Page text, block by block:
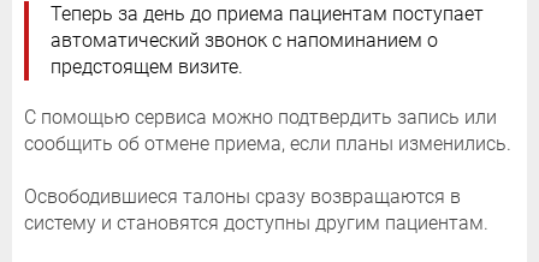
Теперь за день до приема пациентам поступает
автоматический звонок с напоминанием о
предстоящем визите.
С помощью сервиса можно подтвердить запись или
сообщить об отмене приема, если планы изменились.
Освободившиеся талоны сразу возвращаются в
систему и становятся доступны другим пациентам.